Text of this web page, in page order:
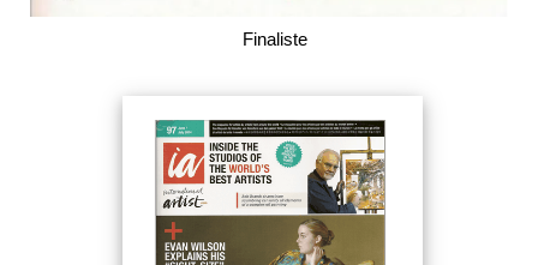
Finaliste